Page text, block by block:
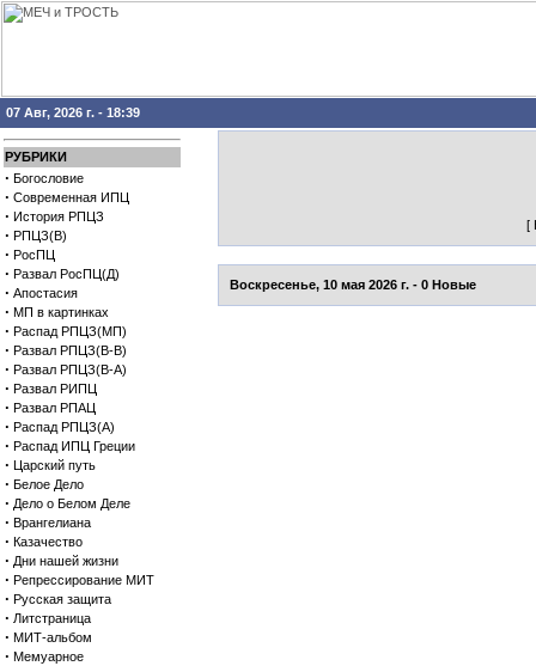
07 Авг, 2026 г. - 18:39
РУБРИКИ
· Богословие
· Современная ИПЦ
· История РПЦЗ
· РПЦЗ(В)
· РосПЦ
· Развал РосПЦ(Д)
· Апостасия
· МП в картинках
· Распад РПЦЗ(МП)
· Развал РПЦЗ(В-В)
· Развал РПЦЗ(В-А)
· Развал РИПЦ
· Развал РПАЦ
· Распад РПЦЗ(А)
· Распад ИПЦ Греции
· Царский путь
· Белое Дело
· Дело о Белом Деле
· Врангелиана
· Казачество
· Дни нашей жизни
· Репрессирование МИТ
· Русская защита
· Литстраница
· МИТ-альбом
· Мемуарное
[
Воскресенье, 10 мая 2026 г. - 0 Новые